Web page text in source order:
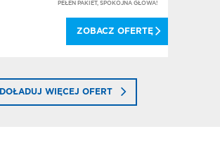
PEŁEN PAKIET, SPOKOJNA GŁOWA!
ZOBACZ OFERTĘ
DOŁADUJ WIĘCEJ OFERT